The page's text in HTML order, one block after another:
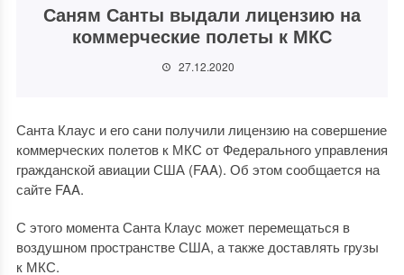
Саням Санты выдали лицензию на
коммерческие полеты к МКС
27.12.2020
Санта Клаус и его сани получили лицензию на совершение
коммерческих полетов к МКС от Федерального управления
гражданской авиации США (FAA). Об этом сообщается на
сайте FAA.
С этого момента Санта Клаус может перемещаться в
воздушном пространстве США, а также доставлять грузы
к МКС.